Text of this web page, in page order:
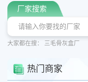
厂家搜索
大家都在搜： 三毛骨灰盒厂
热门商家